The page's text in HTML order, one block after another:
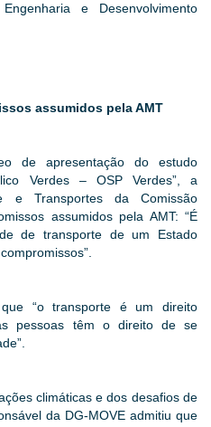
e Desenvolvimento
assumidos pela AMT
de apresentação do estudo
Verdes – OSP Verdes”, a
e Transportes da Comissão
assumidos pela AMT: “É
de transporte de um Estado
“o transporte é um direito
pessoas têm o direito de se
climáticas e dos desafios de
da DG-MOVE admitiu que